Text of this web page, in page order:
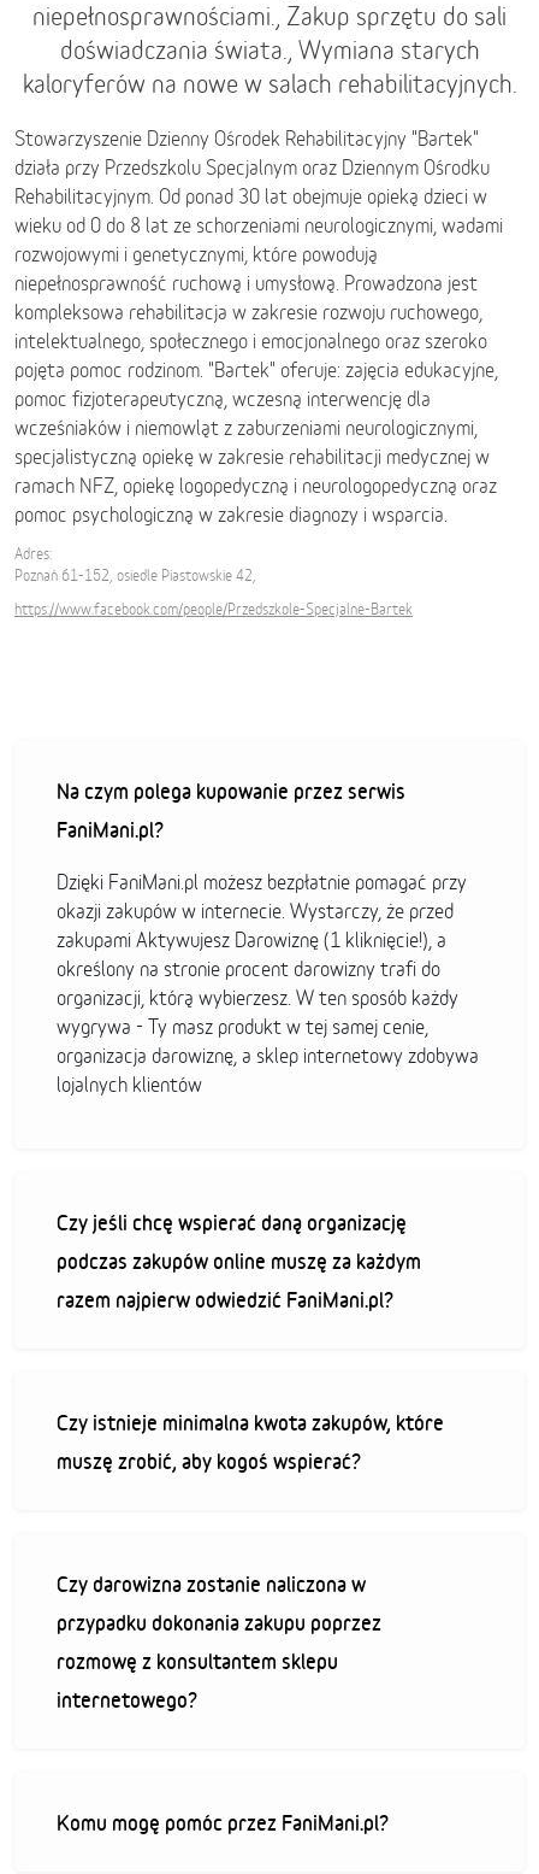
niepełnosprawnościami., Zakup sprzętu do sali
doświadczania świata., Wymiana starych
kaloryferów na nowe w salach rehabilitacyjnych.
Stowarzyszenie Dzienny Ośrodek Rehabilitacyjny "Bartek"
działa przy Przedszkolu Specjalnym oraz Dziennym Ośrodku
Rehabilitacyjnym. Od ponad 30 lat obejmuje opieką dzieci w
wieku od 0 do 8 lat ze schorzeniami neurologicznymi, wadami
rozwojowymi i genetycznymi, które powodują
niepełnosprawność ruchową i umysłową. Prowadzona jest
kompleksowa rehabilitacja w zakresie rozwoju ruchowego,
intelektualnego, społecznego i emocjonalnego oraz szeroko
pojęta pomoc rodzinom. "Bartek" oferuje: zajęcia edukacyjne,
pomoc fizjoterapeutyczną, wczesną interwencję dla
wcześniaków i niemowląt z zaburzeniami neurologicznymi,
specjalistyczną opiekę w zakresie rehabilitacji medycznej w
ramach NFZ, opiekę logopedyczną i neurologopedyczną oraz
pomoc psychologiczną w zakresie diagnozy i wsparcia.
Adres:
Poznań 61-152, osiedle Piastowskie 42,
https://www.facebook.com/people/Przedszkole-Specjalne-Bartek
Na czym polega kupowanie przez serwis
FaniMani.pl?
Dzięki FaniMani.pl możesz bezpłatnie pomagać przy
okazji zakupów w internecie. Wystarczy, że przed
zakupami Aktywujesz Darowiznę (1 kliknięcie!), a
określony na stronie procent darowizny trafi do
organizacji, którą wybierzesz. W ten sposób każdy
wygrywa - Ty masz produkt w tej samej cenie,
organizacja darowiznę, a sklep internetowy zdobywa
lojalnych klientów
Czy jeśli chcę wspierać daną organizację
podczas zakupów online muszę za każdym
razem najpierw odwiedzić FaniMani.pl?
Czy istnieje minimalna kwota zakupów, które
muszę zrobić, aby kogoś wspierać?
Czy darowizna zostanie naliczona w
przypadku dokonania zakupu poprzez
rozmowę z konsultantem sklepu
internetowego?
Komu mogę pomóc przez FaniMani.pl?